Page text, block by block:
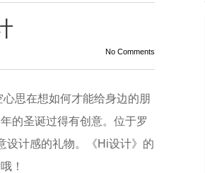
No Comments
思在想如何才能给身边的朋
的圣诞过得有创意。位于罗
设计感的礼物。《Hi设计》的
！